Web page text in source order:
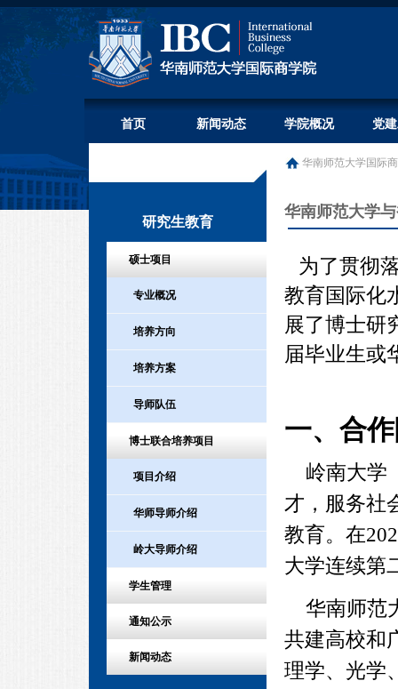
首页 新闻动态 学院概况 党
研究生教育
硕士项目
专业概况
培养方向
培养方案
导师队伍
博士联合培养项目
项目介绍
华师导师介绍
岭大导师介绍
学生管理
通知公示
新闻动态
华南师范大学国际
华南师范大学
为了贯彻
教育国际化
展了博士研
届毕业生或
一、合
岭南大学
才，服务社
教育。在
大学连续第
华南师范
共建高校和
理学、光学